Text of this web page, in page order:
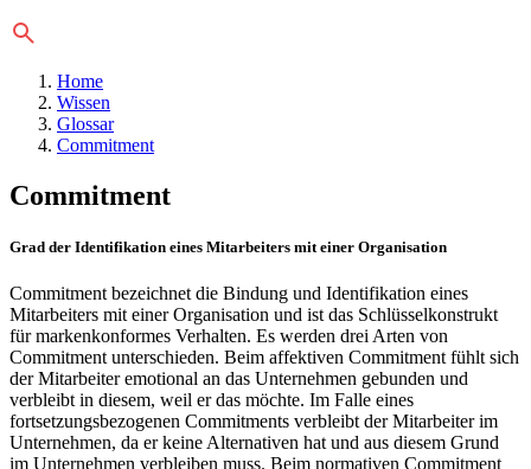
Home
Wissen
Glossar
Commitment
Commitment
Grad der Identifikation eines Mitarbeiters mit einer Organisation
Commitment bezeichnet die Bindung und Identifikation eines
Mitarbeiters mit einer Organisation und ist das Schlüsselkonstrukt
für markenkonformes Verhalten. Es werden drei Arten von
Commitment unterschieden. Beim affektiven Commitment fühlt sich
der Mitarbeiter emotional an das Unternehmen gebunden und
verbleibt in diesem, weil er das möchte. Im Falle eines
fortsetzungsbezogenen Commitments verbleibt der Mitarbeiter im
Unternehmen, da er keine Alternativen hat und aus diesem Grund
im Unternehmen verbleiben muss. Beim normativen Commitment